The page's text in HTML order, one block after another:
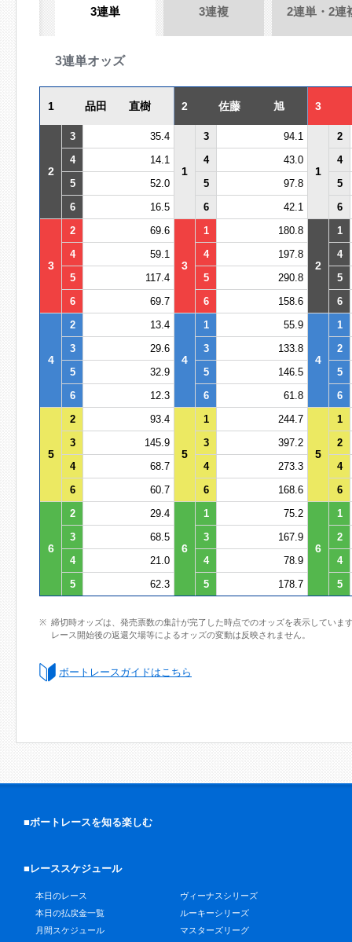
3連単 3連複 2連単・2連
3連単オッズ
1 品田 直樹 2 佐藤 旭 3
2
3 35.4
1
3 94.1
1
2
4
14.1 4 43.0
4
5
52.0 5 97.8
5
6
16.5 6 42.1 6
3
2 69.6
3
1 180.8
2
1
4
59.1 4 197.8
4
5
117.4 5 290.8
5
6
69.7 6 158.6 6
4
2 13.4
4
1 55.9
4
1
3
29.6 3 133.8
2
5
32.9 5 146.5
5
6
12.3 6 61.8 6
5
2 93.4
5
1 244.7
5
1
3
145.9 3 397.2
2
4
68.7 4 273.3
4
6
60.7 6 168.6 6
6
2 29.4
6
1 75.2
6
1
3
68.5 3 167.9
2
4
21.0 4 78.9
4
5
62.3 5 178.7 5
締切時オッズは、発売票数の集計が完了した時点でのオッズを表示していま
レース開始後の返還欠場等によるオッズの変動は反映されません。
ボートレースガイドはこちら
■ボートレースを知る楽しむ
■レーススケジュール
本日のレース
本日の払戻金一覧
月間スケジュール
ヴィーナスシリーズ
ルーキーシリーズ
マスターズリーグ